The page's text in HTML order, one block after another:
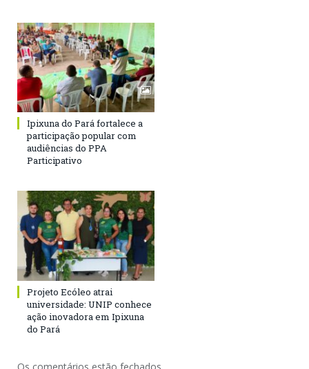
Ipixuna do Pará fortalece a
participação popular com
audiências do PPA
Participativo
Projeto Ecóleo atrai
universidade: UNIP conhece
ação inovadora em Ipixuna
do Pará
Os comentários estão fechados.